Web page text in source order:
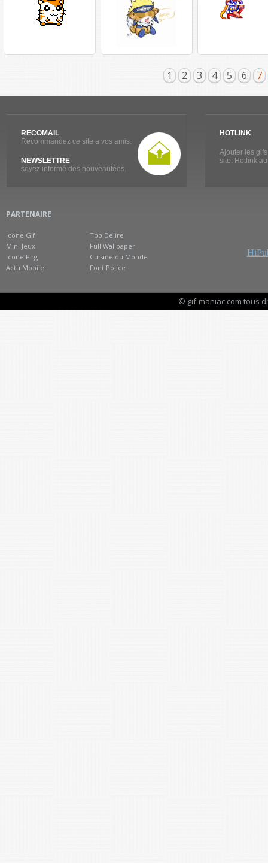
1 2 3 4 5 6 7
RECOMAIL
Recommandez ce site a vos amis.
NEWSLETTRE
soyez informé des nouveautées.
HOTLINK
Ajouter les
site. Hotlink
PARTENAIRE
Icone Gif
Mini Jeux
Icone Png
Actu Mobile
Top Delire
Full Wallpaper
Cuisine du Monde
Font Police
© gif-maniac.com tous